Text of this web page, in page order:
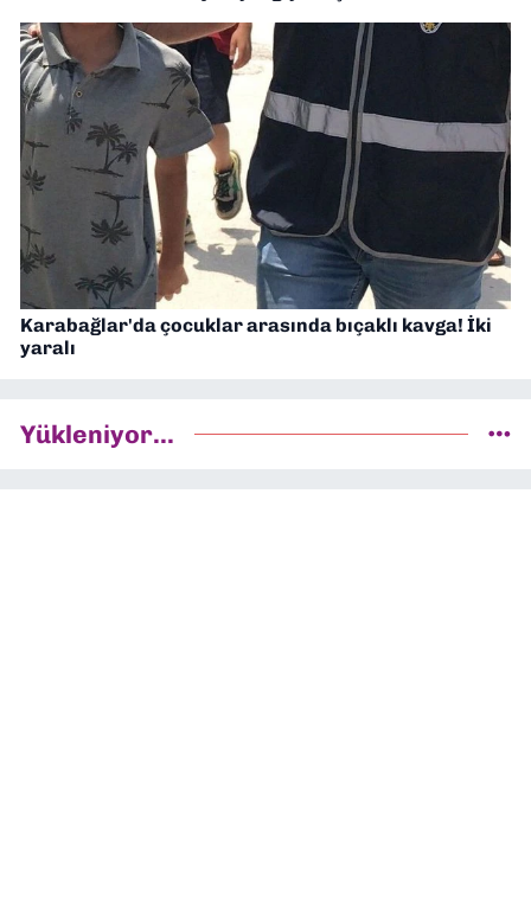
Karabağlar'da çocuklar arasında bıçaklı kavga! İki
yaralı
Yükleniyor...